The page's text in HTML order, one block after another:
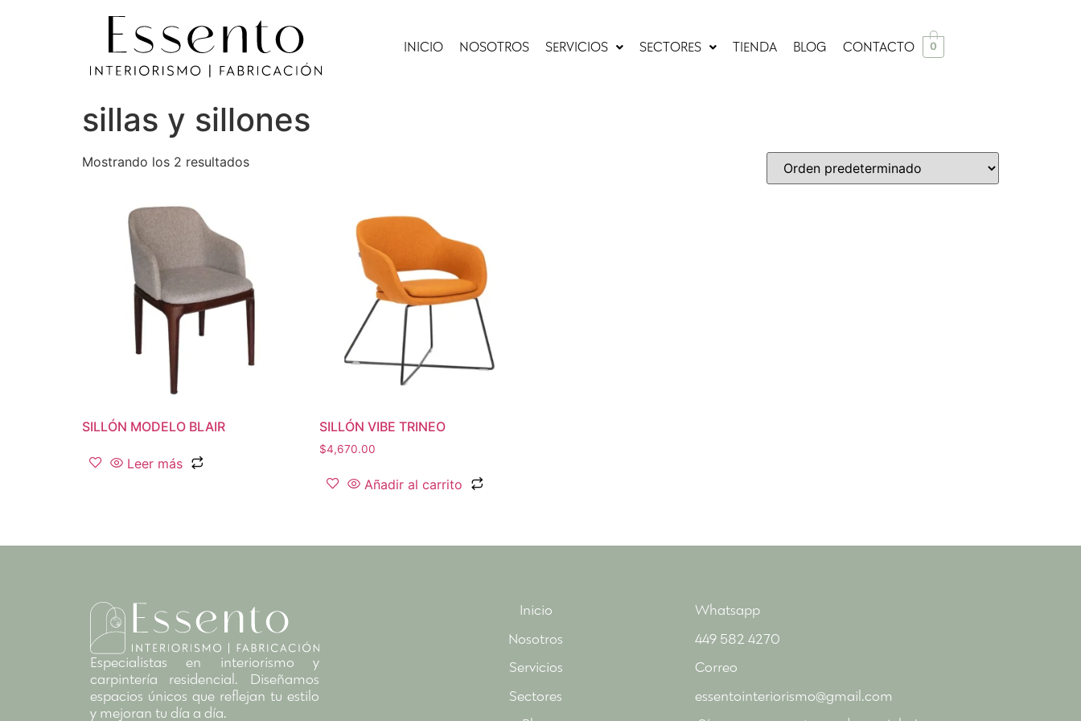
INICIO NOSOTROS SERVICIOS SECTORES TIENDA BLOG CONTACTO 0
sillas y sillones
Mostrando los 2 resultados
SILLÓN MODELO BLAIR
Leer más
SILLÓN VIBE TRINEO
$4,670.00
Añadir al carrito
Especialistas en interiorismo y
carpintería residencial. Diseñamos
espacios únicos que reflejan tu estilo
y mejoran tu día a día.
Inicio
Nosotros
Servicios
Sectores
Whatsapp
449 582 4270
Correo
essentointeriorismo@gmail.com